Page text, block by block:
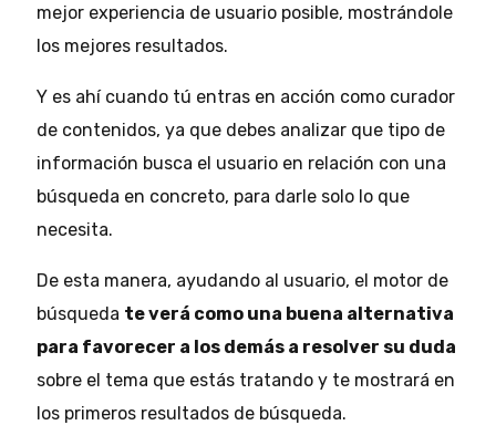
mejor experiencia de usuario posible, mostrándole
los mejores resultados.
Y es ahí cuando tú entras en acción como curador
de contenidos, ya que debes analizar que tipo de
información busca el usuario en relación con una
búsqueda en concreto, para darle solo lo que
necesita.
De esta manera, ayudando al usuario, el motor de
búsqueda te verá como una buena alternativa
para favorecer a los demás a resolver su duda
sobre el tema que estás tratando y te mostrará en
los primeros resultados de búsqueda.